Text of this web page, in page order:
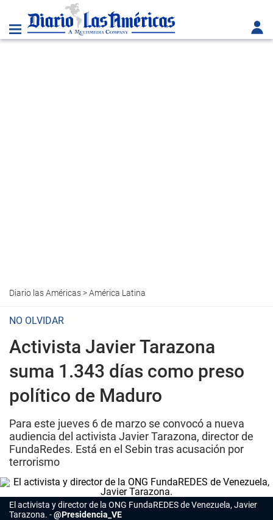
Diario las Américas>América Latina
NO OLVIDAR
Activista Javier Tarazona
suma 1.343 días como preso
político de Maduro
Para este jueves 6 de marzo se convocó a nueva
audiencia del activista Javier Tarazona, director de
FundaRedes. Está en el Sebin tras acusación por
terrorismo
El activista y director de la ONG FundaREDES de Venezuela, Javier
Tarazona.
@Presidencia_VE